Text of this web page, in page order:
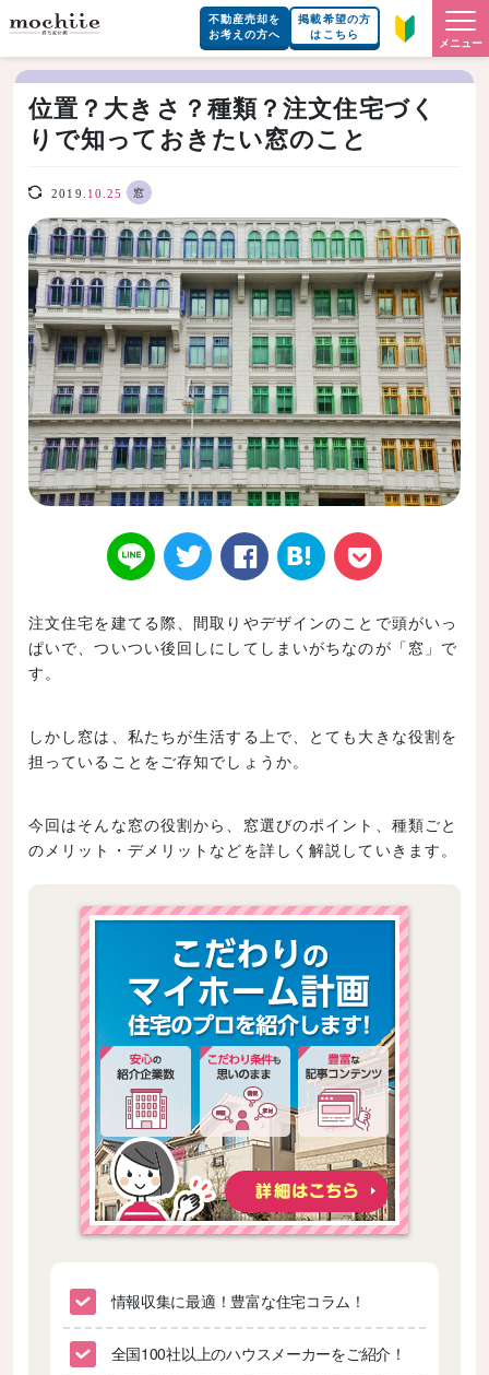
不動産売却を
お考えの方へ
掲載希望の方
はこちら
メニュー
位置？大きさ？種類？注文住宅づく
りで知っておきたい窓のこと
2019. 10.25 窓
LINE Twitt Face はてなブ
ク
Poke
注文住宅を建てる際、間取りやデザインのことで頭がいっ
ぱいで、ついつい後回しにしてしまいがちなのが「窓」で
す。
しかし窓は、私たちが生活する上で、とても大きな役割を
担っていることをご存知でしょうか。
今回はそんな窓の役割から、窓選びのポイント、種類ごと
のメリット・デメリットなどを詳しく解説していきます。
情報収集に最適！豊富な住宅コラム！
全国100社以上のハウスメーカーをご紹介！